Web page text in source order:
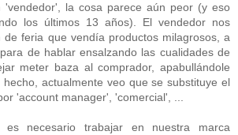
'vendedor', la cosa parece aún peor (y eso
los últimos 13 años). El vendedor nos
de feria que vendía productos milagrosos, a
de hablar ensalzando las cualidades de
meter baza al comprador, apabullándole
actualmente veo que se substituye el
'account manager', 'comercial', ...
necesario trabajar en nuestra marca